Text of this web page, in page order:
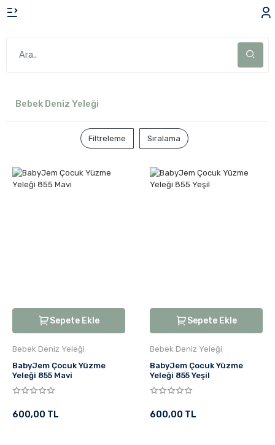
Bebek Deniz Yeleği
Filtreleme Sıralama
Sepete Ekle
Bebek Deniz Yeleği
BabyJem Çocuk Yüzme
Yeleği 855 Mavi
600,00 TL
Sepete Ekle
Bebek Deniz Yeleği
BabyJem Çocuk Yüzme
Yeleği 855 Yeşil
600,00 TL